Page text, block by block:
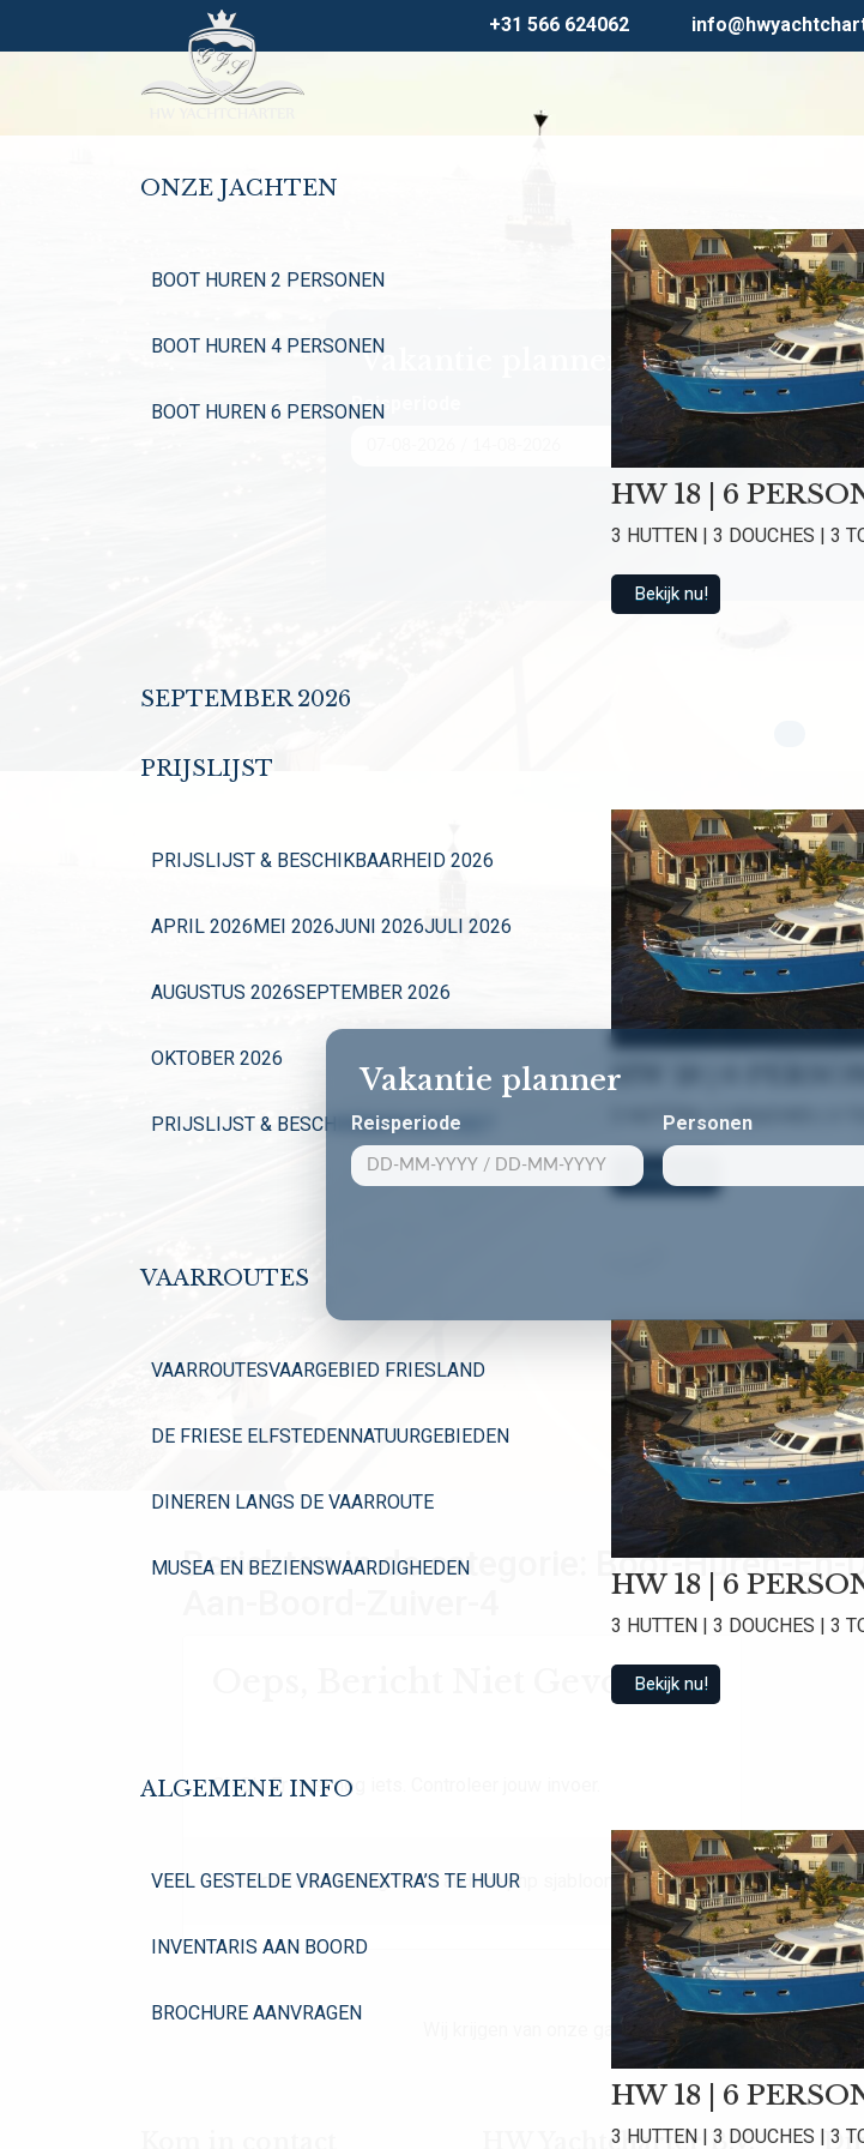
+31 566 624062
Vakantie planner
Reisperiode
Personen
ONZE JACHTEN
BOOT HUREN 2 PERSONEN
BOOT HUREN 4 PERSONEN
BOOT HUREN 6 PERSONEN
HW 18 | 6
3 HUTTEN | 3 DOUCHES | 3
Bekijk nu!
SEPTEMBER 2026
PRIJSLIJST
PRIJSLIJST & BESCHIKBAARHEID 2026
APRIL 2026MEI 2026JUNI 2026JULI 2026
AUGUSTUS 2026SEPTEMBER 2026
OKTOBER 2026
PRIJSLIJST & BESCHIKBAARHEID 2027
HW 18 | 6
3 HUTTEN | 3 DOUCHES | 3
Bekijk nu!
VAARROUTES
VAARROUTESVAARGEBIED FRIESLAND
DE FRIESE ELFSTEDEN NATUURGEBIEDEN
DINEREN LANGS DE VAARROUTE
MUSEA EN BEZIENSWAARDIGHEDEN HW 18 | 6
3 HUTTEN | 3 DOUCHES | 3
Bekijk nu!
ALGEMENE INFO
VEEL GESTELDE VRAGENEXTRA’S TE HUUR
INVENTARIS AAN BOORD
BROCHURE AANVRAGEN
HW 18 | 6
3 HUTTEN | 3 DOUCHES | 3
Vakantie planner
Reisperiode
Personen
Berichten in de categorie:
Boot-Huren-En-
Oeps, Bericht Niet Gevonden
Oh Oh. Er mist nog iets. Controleer jouw invoer.
Dit is de foutmelding in het archive.php sjabloon.
Wij krijgen van onze gasten een gemiddelde
HW Yachtcharter B.V.